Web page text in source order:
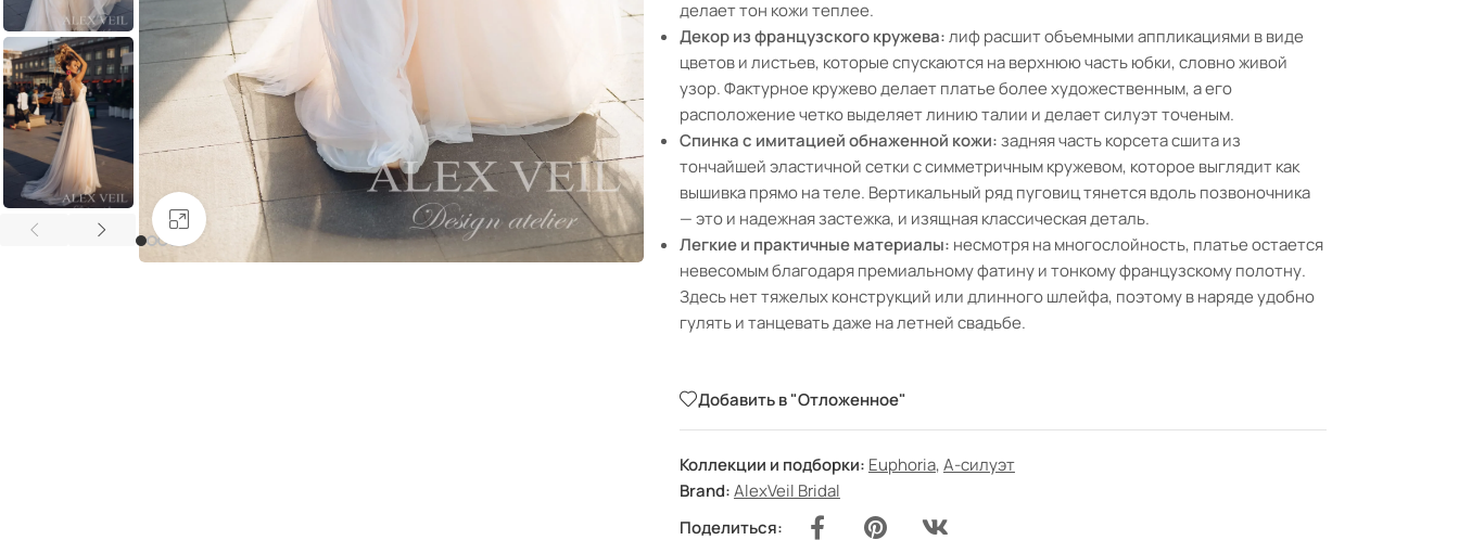
Увеличить
делает тон кожи теплее.
Декор из французского кружева:лиф расшит объемными аппликациями в виде
цветов и листьев, которые спускаются на верхнюю часть юбки, словно живой
узор. Фактурное кружево делает платье более художественным, а его
расположение четко выделяет линию талии и делает силуэт точеным.
Спинка с имитацией обнаженной кожи:задняя часть корсета сшита из
тончайшей эластичной сетки с симметричным кружевом, которое выглядит как
вышивка прямо на теле. Вертикальный ряд пуговиц тянется вдоль позвоночника
— это и надежная застежка, и изящная классическая деталь.
Легкие и практичные материалы: несмотря на многослойность, платье остается
невесомым благодаря премиальному фатину и тонкому французскому полотну.
Здесь нет тяжелых конструкций или длинного шлейфа, поэтому в наряде удобно
гулять и танцевать даже на летней свадьбе.
Добавить в "Отложенное"
Коллекции и подборки: Euphoria,А-силуэт
Brand:AlexVeil Bridal
Поделиться: